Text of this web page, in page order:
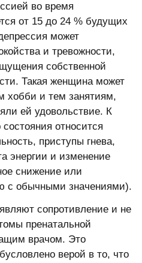
во время
от 15 до 24 % будущих
может
и тревожности,
собственной
Такая женщина может
хобби и тем занятиям,
ей удовольствие. К
относится
приступы гнева,
энергии и изменение
снижение или
с обычными значениями).
сопротивление и не
пренатальной
врачом. Это
верой в то, что